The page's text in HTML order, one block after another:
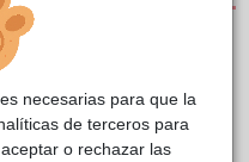
ANIMALES
DE CLÍNICAS
necesarias para que la
de terceros para
o rechazar las